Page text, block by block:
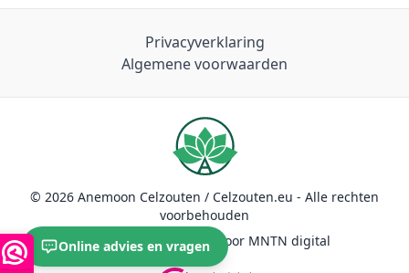
Online advies en vragen
Privacyverklaring
Algemene voorwaarden
© 2026 Anemoon Celzouten / Celzouten.eu - Alle rechten
voorbehouden
Duurzaam ontwikkeld door MNTN digital